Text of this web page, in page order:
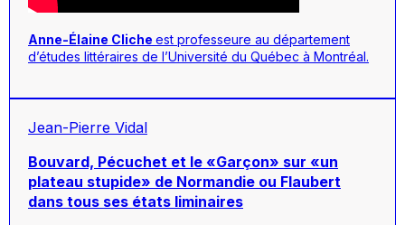
Anne-Élaine Cliche est professeure au département
d’études littéraires de l’Université du Québec à Montréal.
Jean-Pierre Vidal
Bouvard, Pécuchet et le «Garçon» sur «un
plateau stupide» de Normandie ou Flaubert
dans tous ses états liminaires